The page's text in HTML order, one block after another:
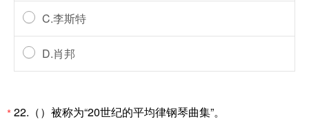
C.李斯特
D.肖邦
*22.（）被称为“20世纪的平均律钢琴曲集”。